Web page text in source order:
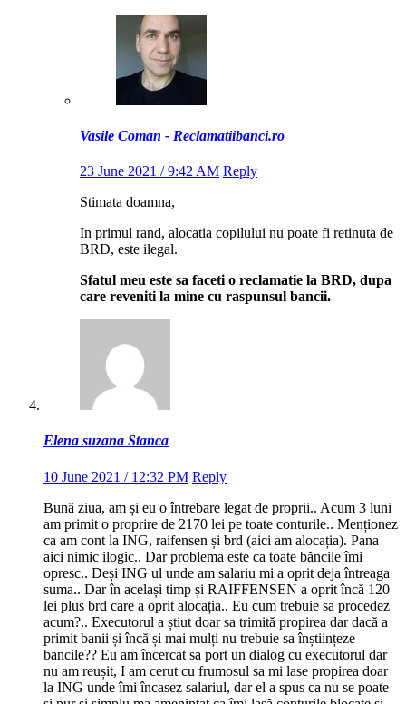
Vasile Coman - Reclamatiibanci.ro
23 June 2021 / 9:42 AM Reply
Stimata doamna,
In primul rand, alocatia copilului nu poate fi retinuta de
BRD, este ilegal.
Sfatul meu este sa faceti o reclamatie la BRD, dupa
care reveniti la mine cu raspunsul bancii.
Elena suzana Stanca
10 June 2021 / 12:32 PM Reply
Bună ziua, am și eu o întrebare legat de proprii.. Acum 3 luni
am primit o proprire de 2170 lei pe toate conturile.. Menționez
ca am cont la ING, raifensen și brd (aici am alocația). Pana
aici nimic ilogic.. Dar problema este ca toate băncile îmi
opresc.. Deși ING ul unde am salariu mi a oprit deja întreaga
suma.. Dar în același timp și RAIFFENSEN a oprit încă 120
lei plus brd care a oprit alocația.. Eu cum trebuie sa procedez
acum?.. Executorul a știut doar sa trimită propirea dar dacă a
primit banii și încă și mai mulți nu trebuie sa înștiințeze
bancile?? Eu am încercat sa port un dialog cu executorul dar
nu am reușit, I am cerut cu frumosul sa mi lase propirea doar
la ING unde îmi încasez salariul, dar el a spus ca nu se poate